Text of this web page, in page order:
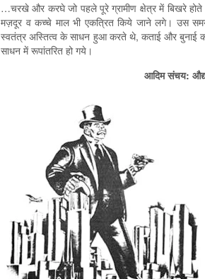
…चरखे और करघे जो पहले पूरे ग्रामीण क्षेत्र में बिखरे
मज़दूर व कच्चे माल भी एकत्रि‍त किये जाने लगे। उस
स्वतंत्र अस्तित्व के साधन हुआ करते थे, कताई और बुनाई
साधन में रूपांतरित हो गये।
आदिम संचय: